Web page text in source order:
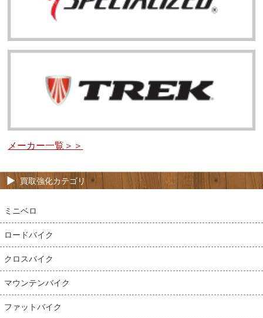
メーカー一覧＞＞
買取強化カテゴリ
ミニベロ
ロードバイク
クロスバイク
マウンテンバイク
ファットバイク